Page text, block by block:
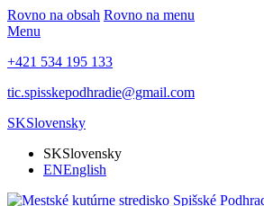
Rovno na obsah Rovno na menu
Menu
+421 534 195 133
tic.spisskepodhradie@gmail.com
SKSlovensky
SKSlovensky
ENEnglish